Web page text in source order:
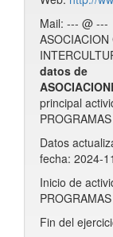
Mail: --- @ ---
datos de
principal
Datos
fecha: 2024-
Inicio de
Fin del